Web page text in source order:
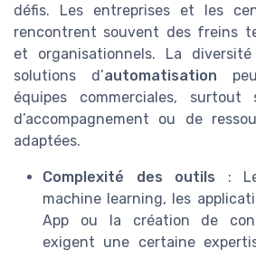
défis. Les entreprises et les
rencontrent souvent des freins
et organisationnels. La
solutions d’automatisation
équipes commerciales,
d’accompagnement ou de
adaptées.
Complexité des outils :
machine learning, les
App ou la création de
exigent une certaine